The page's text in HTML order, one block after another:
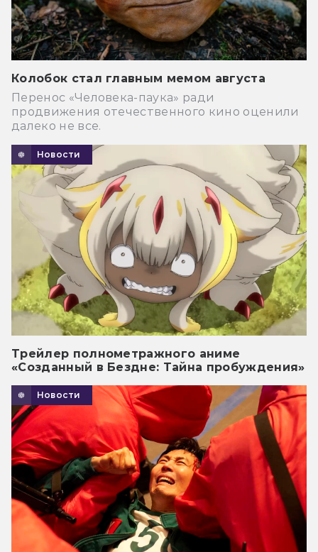
Колобок стал главным мемом августа
Перенос «Человека-паука» ради
продвижения отечественного кино оценили
далеко не все.
Новости
Трейлер полнометражного аниме
«Созданный в Бездне: Тайна пробуждения»
Новости